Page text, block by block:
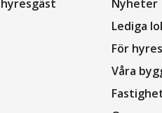
Nyheter
Lediga
För
Våra